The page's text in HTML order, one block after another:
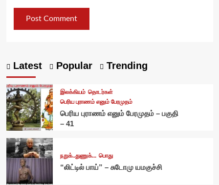
Latest Popular Trending
இலக்கியம் தொடர்கள்
பெரிய புராணம் எனும் பேரமுதம்
பெரிய புராணம் எனும் பேரமுதம் – பகுதி
– 41
நறுக்..துணுக்... பொது
“லிட்டில் பாய்” – சுடோமு யமகுச்சி